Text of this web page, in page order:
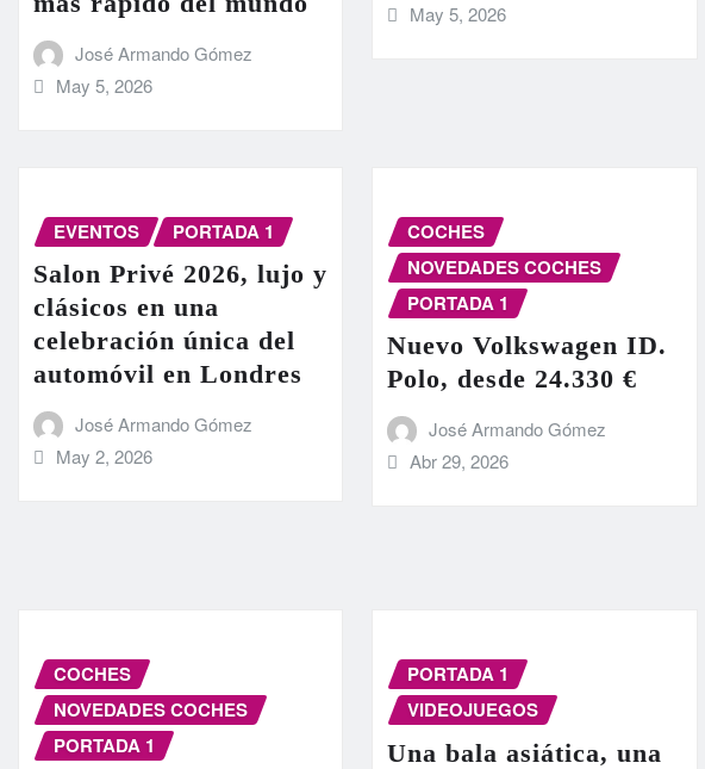
José Armando Gómez
May 5, 2026
May 5, 2026
EVENTOS PORTADA 1
Salon Privé 2026, lujo y
clásicos en una
celebración única del
automóvil en Londres
José Armando Gómez
May 2, 2026
COCHES
NOVEDADES COCHES
PORTADA 1
Nuevo Volkswagen ID.
Polo, desde 24.330 €
José Armando Gómez
Abr 29, 2026
COCHES
NOVEDADES COCHES
PORTADA 1
PORTADA 1
VIDEOJUEGOS
Una bala asiática, una